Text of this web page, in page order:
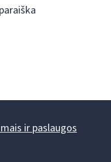
ir paslaugos